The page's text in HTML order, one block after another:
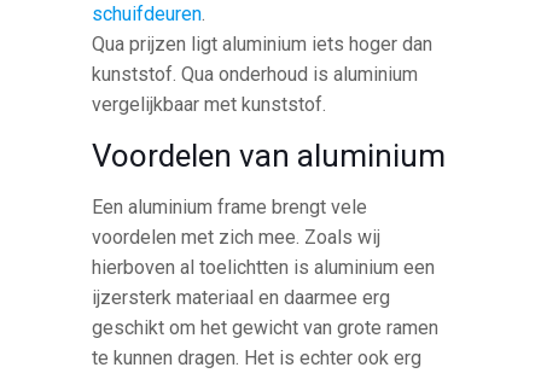
schuifdeuren.
Qua prijzen ligt aluminium iets hoger dan
kunststof. Qua onderhoud is aluminium
vergelijkbaar met kunststof.
Voordelen van aluminium
Een aluminium frame brengt vele
voordelen met zich mee. Zoals wij
hierboven al toelichtten is aluminium een
ijzersterk materiaal en daarmee erg
geschikt om het gewicht van grote ramen
te kunnen dragen. Het is echter ook erg